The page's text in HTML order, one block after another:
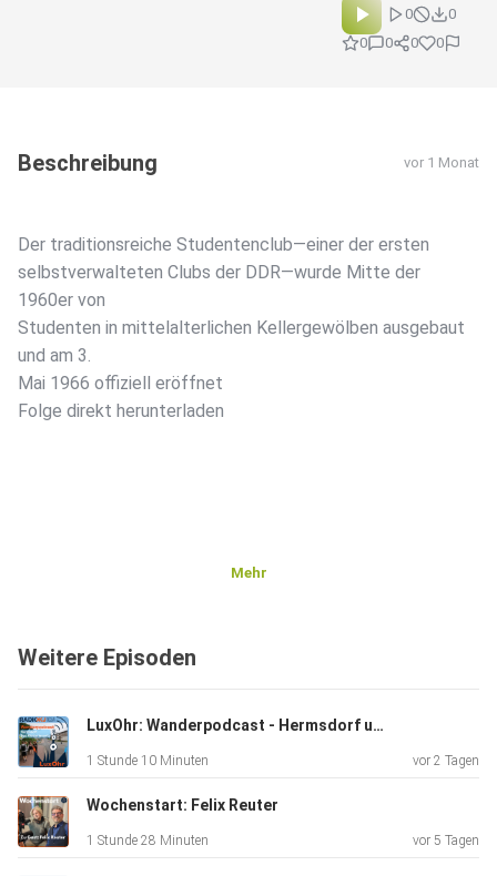
0
0
0
0 0 0
Beschreibung vor 1 Monat
Der traditionsreiche Studentenclub—einer der ersten
selbstverwalteten Clubs der DDR—wurde Mitte der
1960er von
Studenten in mittelalterlichen Kellergewölben ausgebaut
und am 3.
Mai 1966 offiziell eröffnet
Folge direkt herunterladen
Mehr
Weitere Episoden
LuxOhr: Wanderpodcast - Hermsdorf und Bad Klosterlausnitz
1 Stunde 10 Minuten vor 2 Tagen
Wochenstart: Felix Reuter
1 Stunde 28 Minuten vor 5 Tagen